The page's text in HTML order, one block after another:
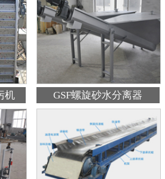
机 GSF螺旋砂水分离器